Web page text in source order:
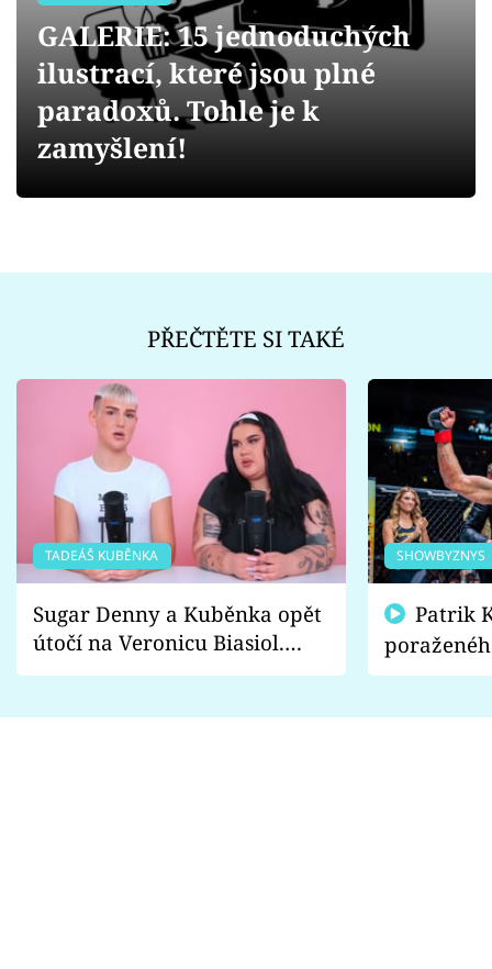
Videa
Sledujte prima+
GALERIE: 15 jednoduchých
ilustrací, které jsou plné
paradoxů. Tohle je k
zamyšlení!
PŘEČTĚTE SI TAKÉ
TADEÁŠ KUBĚNKA
Sugar Denny a Kuběnka opět
útočí na Veronicu Biasiol.
Proč je podle nich falešná a
SHOWBYZNYS
fanoušci